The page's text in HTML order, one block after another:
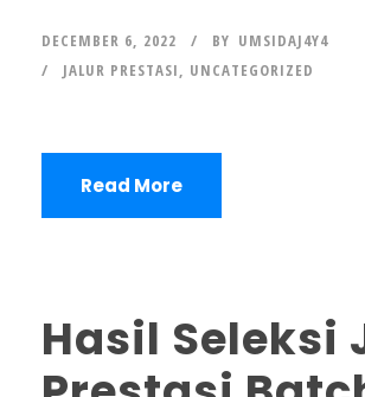
DECEMBER 6, 2022 BY UMSIDAJ4Y4
JALUR PRESTASI, UNCATEGORIZED
Read More
Hasil Seleksi